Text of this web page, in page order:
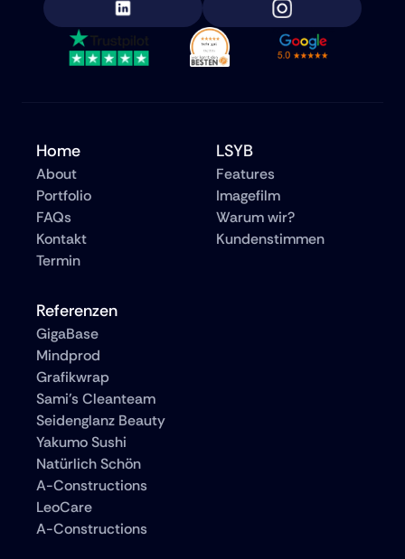
Home
About
Portfolio
FAQs
Kontakt
Termin
Referenzen
GigaBase
Mindprod
Grafikwrap
Sami's Cleanteam
Seidenglanz Beauty
Yakumo Sushi
Natürlich Schön
A-Constructions
LeoCare
A-Constructions
LSYB
Features
Imagefilm
Warum wir?
Kundenstimmen